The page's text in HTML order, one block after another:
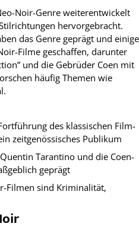
Noir-Genre weiterentwickelt
hervorgebracht.
das Genre geprägt und einige
Filme geschaffen, darunter
und die Gebrüder Coen mit
häufig Themen wie
des klassischen Film-
zeitgenössisches Publikum
Tarantino und die Coen-
geprägt
Filmen sind Kriminalität,